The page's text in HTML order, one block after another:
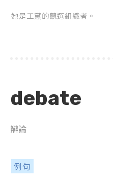
她是工黨的競選組織者。
debate
辯論
例句